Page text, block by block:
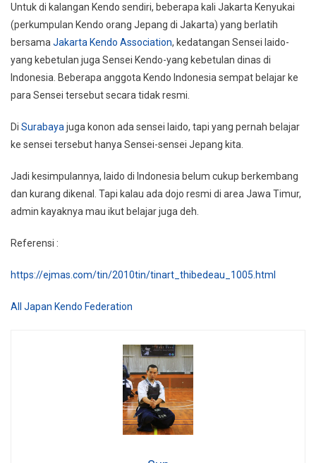
Untuk di kalangan Kendo sendiri, beberapa kali Jakarta Kenyukai
(perkumpulan Kendo orang Jepang di Jakarta) yang berlatih
bersama Jakarta Kendo Association, kedatangan Sensei Iaido-
yang kebetulan juga Sensei Kendo-yang kebetulan dinas di
Indonesia. Beberapa anggota Kendo Indonesia sempat belajar ke
para Sensei tersebut secara tidak resmi.
Di Surabaya juga konon ada sensei Iaido, tapi yang pernah belajar
ke sensei tersebut hanya Sensei-sensei Jepang kita.
Jadi kesimpulannya, Iaido di Indonesia belum cukup berkembang
dan kurang dikenal. Tapi kalau ada dojo resmi di area Jawa Timur,
admin kayaknya mau ikut belajar juga deh.
Referensi :
https://ejmas.com/tin/2010tin/tinart_thibedeau_1005.html
All Japan Kendo Federation